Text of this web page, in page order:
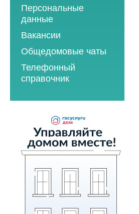
2018 год
2021 год
2022 год
2025 год
2026 год
Мероприятия по
энергосбережению
2019 год
2020 год
2021 год
2022 год
2023 год
2024 год
2019 год
2020 год
2021 год
2022 год
2023 год
2024 год
2025 год
2026 год
Персональные
данные
Вакансии
Общедомовые чаты
Телефонный
справочник